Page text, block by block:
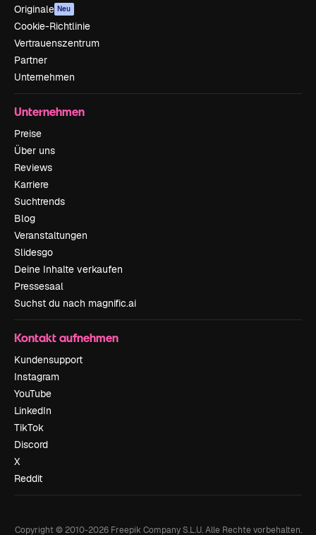
Originale Neu
Cookie-Richtlinie
Vertrauenszentrum
Partner
Unternehmen
Unternehmen
Preise
Über uns
Reviews
Karriere
Suchtrends
Blog
Veranstaltungen
Slidesgo
Deine Inhalte verkaufen
Pressesaal
Suchst du nach magnific.ai
Kontakt aufnehmen
Kundensupport
Instagram
YouTube
LinkedIn
TikTok
Discord
X
Reddit
Copyright © 2010-2026Freepik Company S.L.U. Alle Rechte vorbehalten.